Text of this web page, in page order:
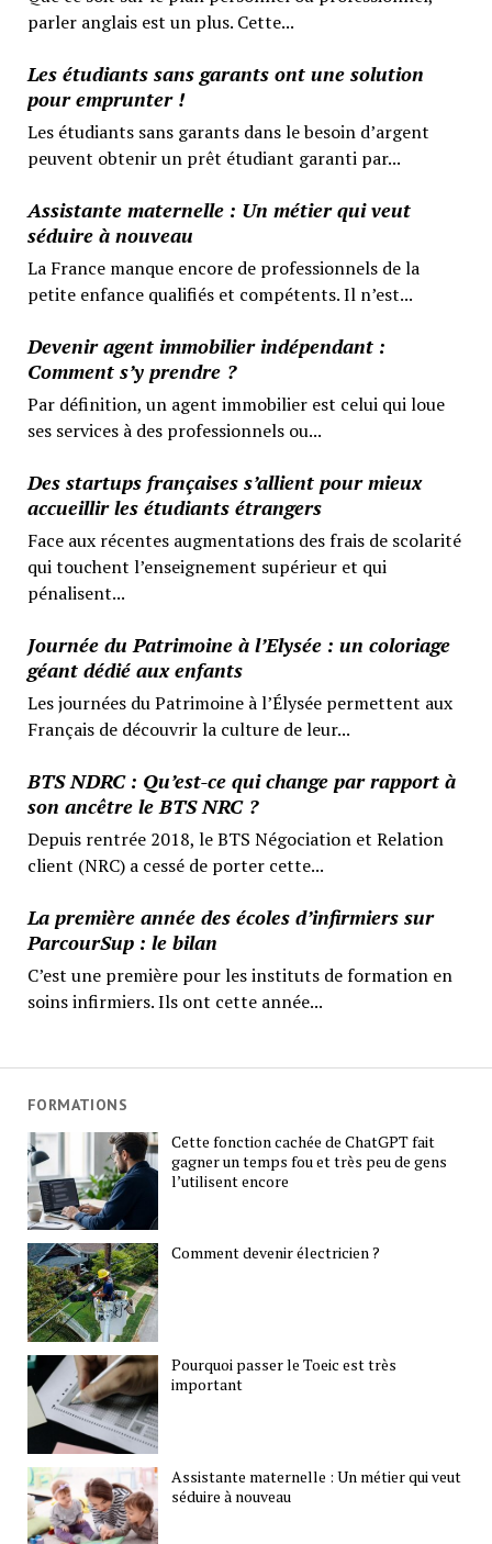
parler anglais est un plus. Cette...
Les étudiants sans garants ont une solution
pour emprunter !
Les étudiants sans garants dans le besoin d’argent
peuvent obtenir un prêt étudiant garanti par...
Assistante maternelle : Un métier qui veut
séduire à nouveau
La France manque encore de professionnels de la
petite enfance qualifiés et compétents. Il n’est...
Devenir agent immobilier indépendant :
Comment s’y prendre ?
Par définition, un agent immobilier est celui qui loue
ses services à des professionnels ou...
Des startups françaises s’allient pour mieux
accueillir les étudiants étrangers
Face aux récentes augmentations des frais de scolarité
qui touchent l’enseignement supérieur et qui
pénalisent...
Journée du Patrimoine à l’Elysée : un coloriage
géant dédié aux enfants
Les journées du Patrimoine à l’Élysée permettent aux
Français de découvrir la culture de leur...
BTS NDRC : Qu’est-ce qui change par rapport à
son ancêtre le BTS NRC ?
Depuis rentrée 2018, le BTS Négociation et Relation
client (NRC) a cessé de porter cette...
La première année des écoles d’infirmiers sur
ParcourSup : le bilan
C’est une première pour les instituts de formation en
soins infirmiers. Ils ont cette année...
FORMATIONS
Cette fonction cachée de ChatGPT fait
gagner un temps fou et très peu de gens
l’utilisent encore
Comment devenir électricien ?
Pourquoi passer le Toeic est très
important
Assistante maternelle : Un métier qui veut
séduire à nouveau